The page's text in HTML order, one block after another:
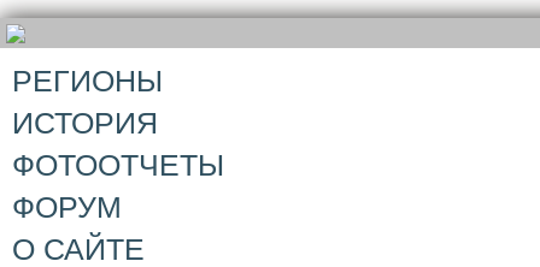
РЕГИОНЫ
ИСТОРИЯ
ФОТООТЧЕТЫ
ФОРУМ
О САЙТЕ